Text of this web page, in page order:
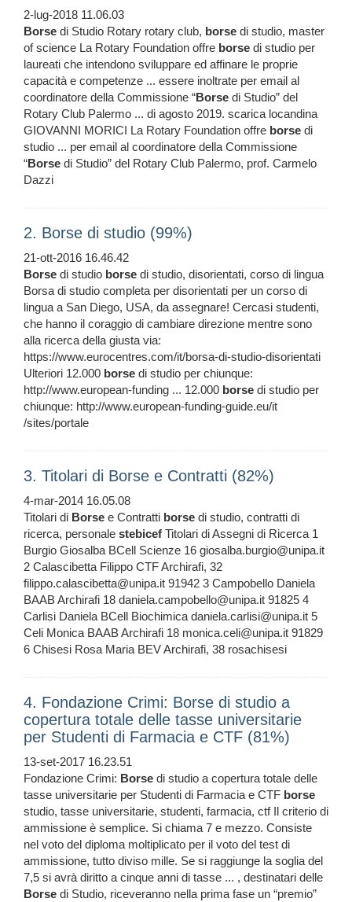
2-lug-2018 11.06.03
Borse di Studio Rotary rotary club, borse di studio, master
of science La Rotary Foundation offre borse di studio per
laureati che intendono sviluppare ed affinare le proprie
capacità e competenze ... essere inoltrate per email al
coordinatore della Commissione “Borse di Studio” del
Rotary Club Palermo ... di agosto 2019. scarica locandina
GIOVANNI MORICI La Rotary Foundation offre borse di
studio ... per email al coordinatore della Commissione
“Borse di Studio” del Rotary Club Palermo, prof. Carmelo
Dazzi
2. Borse di studio (99%)
21-ott-2016 16.46.42
Borse di studio borse di studio, disorientati, corso di lingua
Borsa di studio completa per disorientati per un corso di
lingua a San Diego, USA, da assegnare! Cercasi studenti,
che hanno il coraggio di cambiare direzione mentre sono
alla ricerca della giusta via:
https://www.eurocentres.com/it/borsa-di-studio-disorientati
Ulteriori 12.000 borse di studio per chiunque:
http://www.european-funding ... 12.000 borse di studio per
chiunque: http://www.european-funding-guide.eu/it
/sites/portale
3. Titolari di Borse e Contratti (82%)
4-mar-2014 16.05.08
Titolari di Borse e Contratti borse di studio, contratti di
ricerca, personale stebicef Titolari di Assegni di Ricerca 1
Burgio Giosalba BCell Scienze 16 giosalba.burgio@unipa.it
2 Calascibetta Filippo CTF Archirafi, 32
filippo.calascibetta@unipa.it 91942 3 Campobello Daniela
BAAB Archirafi 18 daniela.campobello@unipa.it 91825 4
Carlisi Daniela BCell Biochimica daniela.carlisi@unipa.it 5
Celi Monica BAAB Archirafi 18 monica.celi@unipa.it 91829
6 Chisesi Rosa Maria BEV Archirafi, 38 rosachisesi
4. Fondazione Crimi: Borse di studio a
copertura totale delle tasse universitarie
per Studenti di Farmacia e CTF (81%)
13-set-2017 16.23.51
Fondazione Crimi: Borse di studio a copertura totale delle
tasse universitarie per Studenti di Farmacia e CTF borse
studio, tasse universitarie, studenti, farmacia, ctf Il criterio di
ammissione è semplice. Si chiama 7 e mezzo. Consiste
nel voto del diploma moltiplicato per il voto del test di
ammissione, tutto diviso mille. Se si raggiunge la soglia del
7,5 si avrà diritto a cinque anni di tasse ... , destinatari delle
Borse di Studio, riceveranno nella prima fase un “premio”